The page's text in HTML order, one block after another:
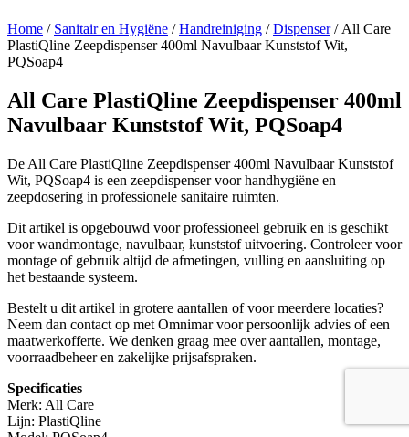
Home / Sanitair en Hygiëne /Handreiniging /Dispenser/ All Care
PlastiQline Zeepdispenser 400ml Navulbaar Kunststof Wit,
PQSoap4
All Care PlastiQline Zeepdispenser 400ml
Navulbaar Kunststof Wit, PQSoap4
De All Care PlastiQline Zeepdispenser 400ml Navulbaar Kunststof
Wit, PQSoap4 is een zeepdispenser voor handhygiëne en
zeepdosering in professionele sanitaire ruimten.
Dit artikel is opgebouwd voor professioneel gebruik en is geschikt
voor wandmontage, navulbaar, kunststof uitvoering. Controleer voor
montage of gebruik altijd de afmetingen, vulling en aansluiting op
het bestaande systeem.
Bestelt u dit artikel in grotere aantallen of voor meerdere locaties?
Neem dan contact op met Omnimar voor persoonlijk advies of een
maatwerkofferte. We denken graag mee over aantallen, montage,
voorraadbeheer en zakelijke prijsafspraken.
Specificaties
Merk: All Care
Lijn: PlastiQline